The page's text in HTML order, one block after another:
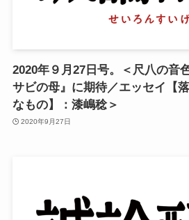
2020年９月27日号。＜尺八の音
サビの母』に期待／エッセイ【
なもの】：漆嶋稔＞
2020年9月27日